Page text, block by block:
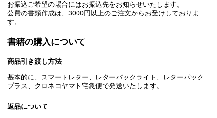
お振込ご希望の場合にはお振込先をお知らせいたします。
公費の書類作成は、3000円以上のご注文からお受けしておりま
す。
書籍の購入について
商品引き渡し方法
基本的に、スマートレター、レターパックライト、レターパック
プラス、クロネコヤマト宅急便で発送いたします。
返品について